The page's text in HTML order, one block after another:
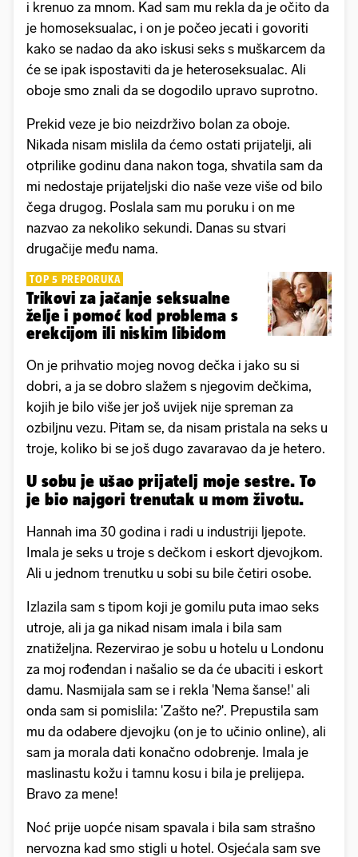
i krenuo za mnom. Kad sam mu rekla da je očito da
je homoseksualac, i on je počeo jecati i govoriti
kako se nadao da ako iskusi seks s muškarcem da
će se ipak ispostaviti da je heteroseksualac. Ali
oboje smo znali da se dogodilo upravo suprotno.
Prekid veze je bio neizdrživo bolan za oboje.
Nikada nisam mislila da ćemo ostati prijatelji, ali
otprilike godinu dana nakon toga, shvatila sam da
mi nedostaje prijateljski dio naše veze više od bilo
čega drugog. Poslala sam mu poruku i on me
nazvao za nekoliko sekundi. Danas su stvari
drugačije među nama.
TOP 5 PREPORUKA
Trikovi za jačanje seksualne
želje i pomoć kod problema s
erekcijom ili niskim libidom
On je prihvatio mojeg novog dečka i jako su si
dobri, a ja se dobro slažem s njegovim dečkima,
kojih je bilo više jer još uvijek nije spreman za
ozbiljnu vezu. Pitam se, da nisam pristala na seks u
troje, koliko bi se još dugo zavaravao da je hetero.
U sobu je ušao prijatelj moje sestre. To
je bio najgori trenutak u mom životu.
Hannah ima 30 godina i radi u industriji ljepote.
Imala je seks u troje s dečkom i eskort djevojkom.
Ali u jednom trenutku u sobi su bile četiri osobe.
Izlazila sam s tipom koji je gomilu puta imao seks
utroje, ali ja ga nikad nisam imala i bila sam
znatiželjna. Rezervirao je sobu u hotelu u Londonu
za moj rođendan i našalio se da će ubaciti i eskort
damu. Nasmijala sam se i rekla 'Nema šanse!' ali
onda sam si pomislila: 'Zašto ne?'. Prepustila sam
mu da odabere djevojku (on je to učinio online), ali
sam ja morala dati konačno odobrenje. Imala je
maslinastu kožu i tamnu kosu i bila je prelijepa.
Bravo za mene!
Noć prije uopće nisam spavala i bila sam strašno
nervozna kad smo stigli u hotel. Osjećala sam sve